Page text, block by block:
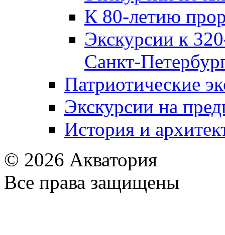
К 80-летию
Экскурсии к
Патриотические
Экскурсии на
История и
© 2026 Акватория
Все права защищены